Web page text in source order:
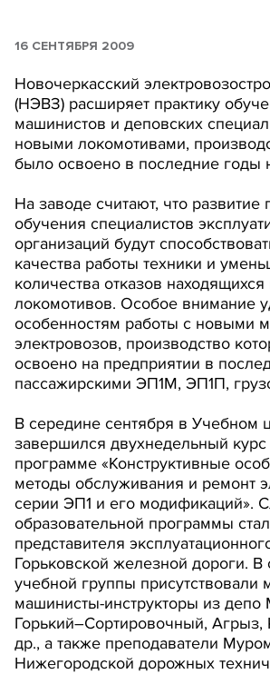
16 СЕНТЯБРЯ 2009
Новочеркасский
(НЭВЗ) расширяет практику
машинистов и деповских
новыми локомотивами,
было освоено в последние годы
На заводе считают, что развитие
обучения специалистов
организаций будут
качества работы техники и
количества отказов находящихся
локомотивов. Особое внимание
особенностям работы с новыми
электровозов, производство
освоено на предприятии в
пассажирскими ЭП1М, ЭП1П,
В середине сентября в Учебном
завершился двухнедельный
программе «Конструктивные
методы обслуживания и ремонт
серии ЭП1 и его модификаций».
образовательной программы
представителя
Горьковской железной дороги. В
учебной группы присутствовали
машинисты-инструкторы из депо
Горький–Сортировочный,
др., а также преподаватели
Нижегородской дорожных